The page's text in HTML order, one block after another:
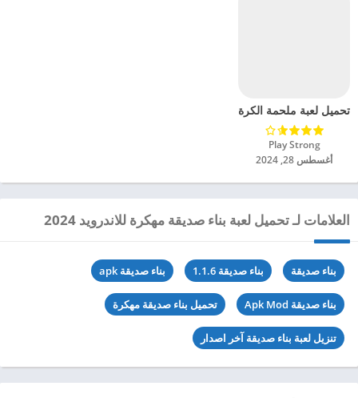
تحميل لعبة ملحمة الكرة تشغيل 3D مهكرة للاندرويد 2024
Play Strong‏
أغسطس 28, 2024
العلامات لـ تحميل لعبة بناء صديقة مهكرة للاندرويد 2024
بناء صديقة بناء صديقة 1.1.6 بناء صديقة apk
بناء صديقة Apk Mod تحميل بناء صديقة مهكرة
تنزيل لعبة بناء صديقة آخر اصدار